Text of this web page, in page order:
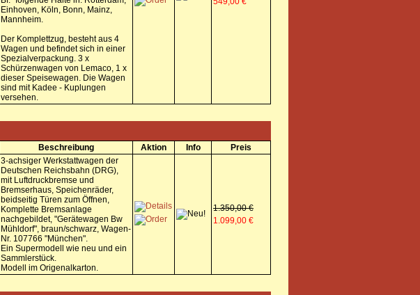
Einhoven, Köln, Bonn, Mainz,
Mannheim.
Der Komplettzug, besteht aus 4
Wagen und befindet sich in einer
Spezialverpackung. 3 x
Schürzenwagen von Lemaco, 1 x
dieser Speisewagen. Die Wagen
sind mit Kadee - Kuplungen
versehen.
Beschreibung Aktion Info Preis
3-achsiger Werkstattwagen der
Deutschen Reichsbahn (DRG),
mit Luftdruckbremse und
Bremserhaus, Speichenräder,
beidseitig Türen zum Öffnen,
Komplette Bremsanlage
nachgebildet, "Gerätewagen Bw
Mühldorf", braun/schwarz, Wagen-
Nr. 107766 "München".
Ein Supermodell wie neu und ein
Sammlerstück.
Modell im Origenalkarton.
1.350,00 €
1.099,00 €